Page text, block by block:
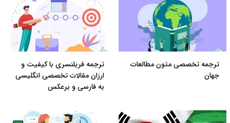
ترجمه تخصصی متون مطالعات
جهان
ترجمه فریلنسری با کیفیت و
ارزان مقالات تخصصی انگلیسی
به فارسی و برعکس